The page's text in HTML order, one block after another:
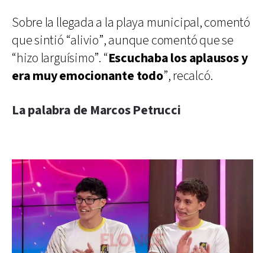
Sobre la llegada a la playa municipal, comentó
que sintió “alivio”, aunque comentó que se
“hizo larguísimo”. “Escuchaba los aplausos y
era muy emocionante todo”, recalcó.
La palabra de Marcos Petrucci